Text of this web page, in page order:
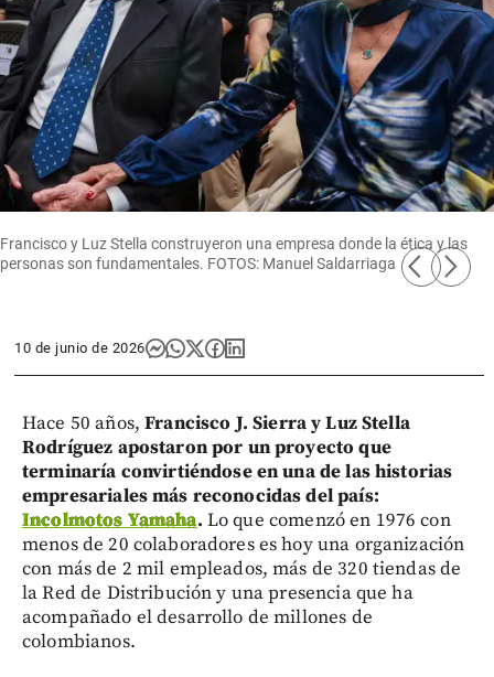
arrow_back_ios
Francisco y Luz Stella construyeron una empresa donde la ética y las
personas son fundamentales. FOTOS: Manuel Saldarriaga
arrow_forward_ios
10 de junio de 2026
Hace 50 años,Francisco J. Sierra y Luz Stella
Rodríguez apostaron por un proyecto que
terminaría convirtiéndose en una de las historias
empresariales más reconocidas del país:
Incolmotos Yamaha. Lo que comenzó en 1976 con
menos de 20 colaboradores es hoy una organización
con más de 2 mil empleados, más de 320 tiendas de
la Red de Distribución y una presencia que ha
acompañado el desarrollo de millones de
colombianos.